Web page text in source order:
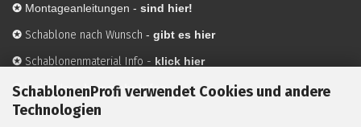
SchablonenProfi verwendet Cookies und andere
Technologien
✪ Montageanleitungen - sind hier!
✪ Schablone nach Wunsch - gibt es hier
✪ Schablonenmaterial Info - klick hier
✪Hersteller-hier mehr Infos